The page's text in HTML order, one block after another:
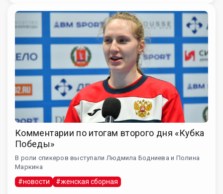
Комментарии по итогам второго дня «Кубка
Победы»
В роли спикеров выступали Людмила Бодниева и Полина
Маркина
#новости #женская сборная